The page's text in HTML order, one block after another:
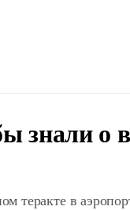
знали о
теракте в